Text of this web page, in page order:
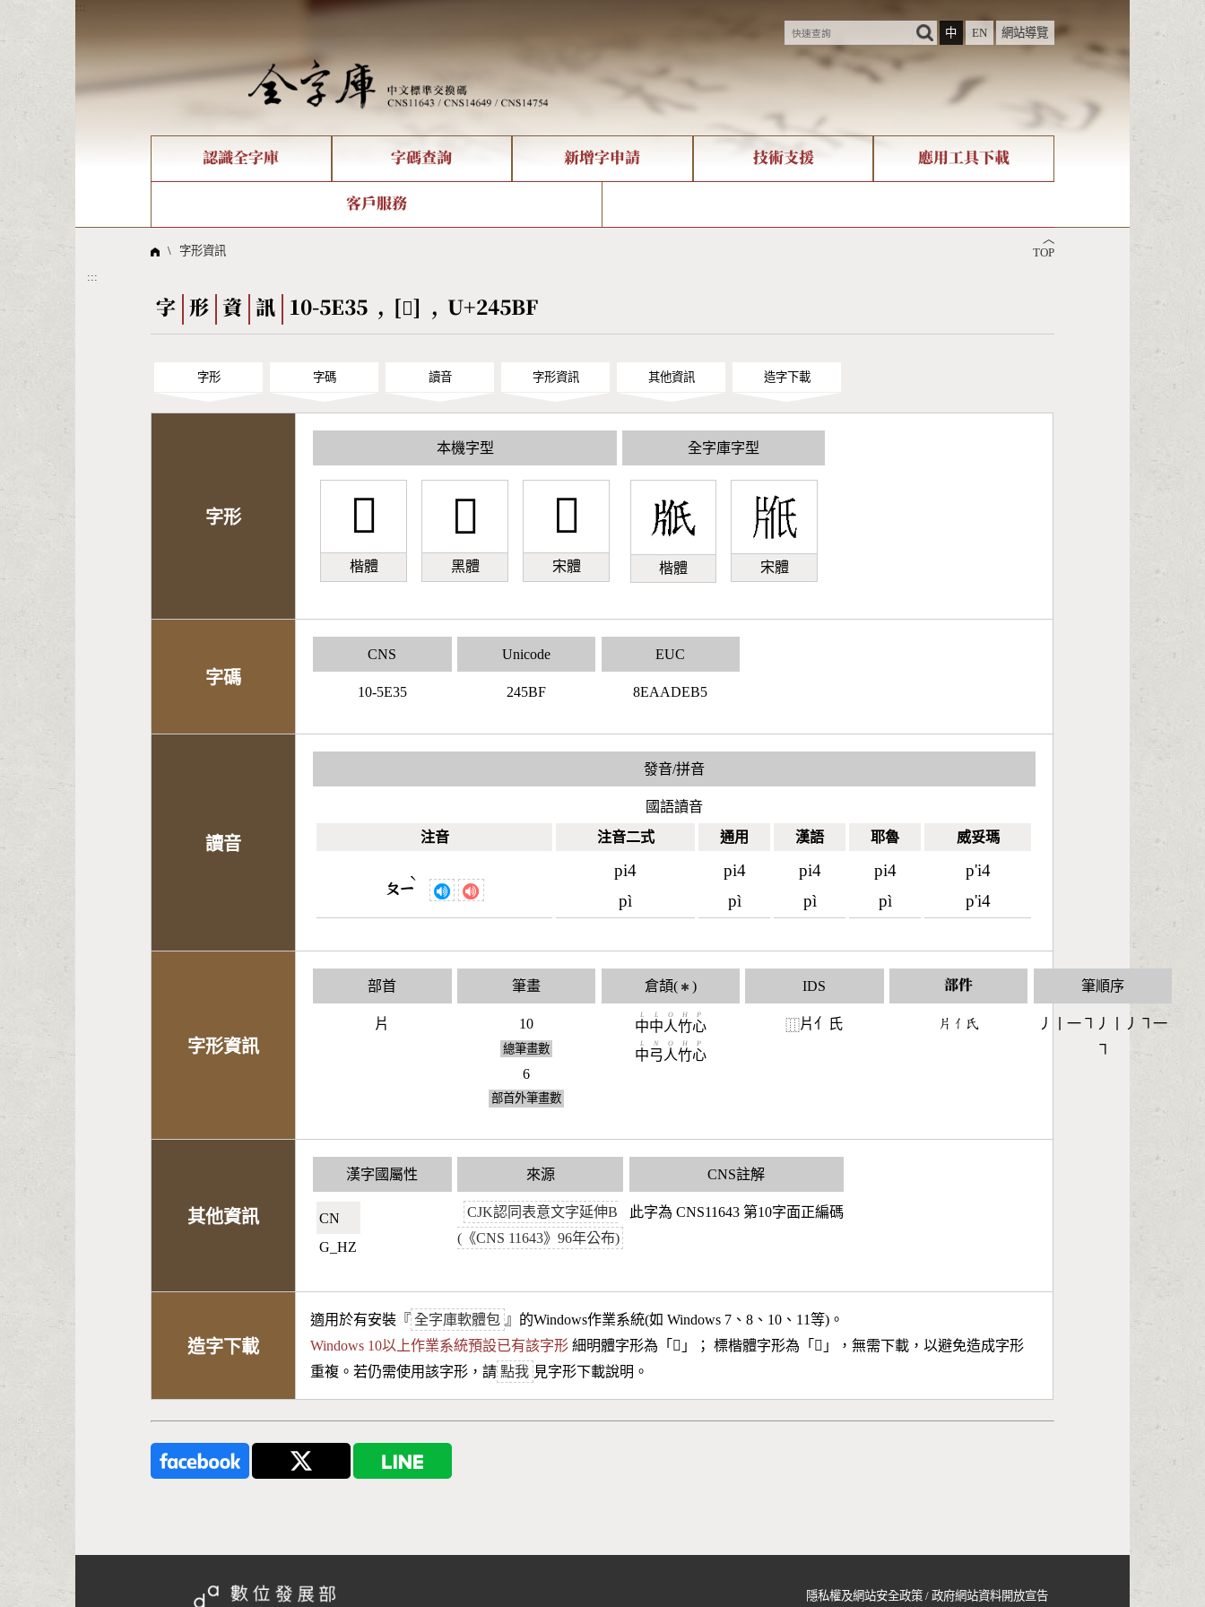
:::
中
EN 網站導覽
認識全字庫
全字庫現況
線上教學
字碼查詢
部件查詢
倉頡查詢
Big5查詢 拼音查詢
新增字申請 技術支援
造字解決方案
應用工具下載
字形下載
客戶服務
問題集
︿
TOP
\ 字形資訊
:::
字 形 資 訊 10-5E35 , [𤖿] , U+245BF
字形 字碼 讀音 字形資訊 其他資訊 造字下載
字形
本機字型
𤖿
楷體
𤖿
黑體
𤖿
宋體
全字庫字型
楷體 宋體
字碼
CNS
10-5E35
Unicode
245BF
EUC
8EAADEB5
讀音
發音/拼音
國語讀音
注音
注音二式 通用 漢語 耶魯 威妥瑪
ㄆㄧ
ˋ
pi4
pì
pi4
pì
pi4
pì
pi4
pì
p'i4
p'i4
字形資訊
部首
片
筆畫
10
總筆畫數
6
部首外筆畫數
倉頡( ✱ )
中
L
中
L
人
O
竹
H
心
P
中
L
弓
N
人
O
竹
H
心
P
IDS
⿲片亻氏
部件
󶃦󶀭󶃯
筆順序
丿丨一㇕丿丨丿㇕一
㇕
其他資訊
漢字國屬性
CN🇨🇳
G_HZ
來源
CJK認同表意文字延伸B
(《CNS 11643》96年公布)
CNS註解
此字為 CNS11643 第10字面正編碼
造字下載
適用於有安裝『 全字庫軟體包 』的Windows作業系統(如 Windows 7、8、10、11等)。
Windows 10以上作業系統預設已有該字形 細明體字形為「 𤖿 」； 標楷體字形為「 𤖿 」，無需下載，以避免造成字形
重複。若仍需使用該字形，請 點我 見字形下載說明。
隱私權及網站安全政策 /政府網站資料開放宣告